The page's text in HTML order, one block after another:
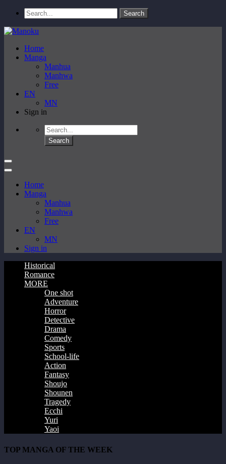
Home
Manga
Manhua
Manhwa
Free
EN
MN
Sign in
Home
Manga
Manhua
Manhwa
Free
EN
MN
Sign in
Historical
Romance
MORE
One shot
Adventure
Horror
Detective
Drama
Comedy
Sports
School-life
Action
Fantasy
Shoujo
Shounen
Tragedy
Ecchi
Yuri
Yaoi
TOP MANGA OF THE WEEK